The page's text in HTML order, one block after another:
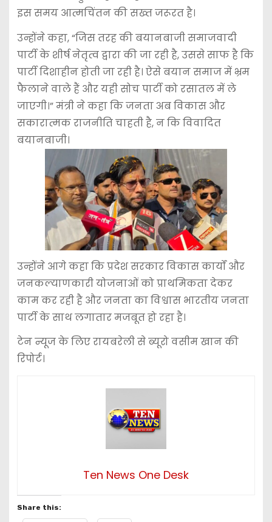
इस समय आत्मचिंतन की सख्त जरूरत है।
उन्होंने कहा, “जिस तरह की बयानबाजी समाजवादी
पार्टी के शीर्ष नेतृत्व द्वारा की जा रही है, उससे साफ है कि
पार्टी दिशाहीन होती जा रही है। ऐसे बयान समाज में भ्रम
फैलाने वाले हैं और यही सोच पार्टी को रसातल में ले
जाएगी।” मंत्री ने कहा कि जनता अब विकास और
सकारात्मक राजनीति चाहती है, न कि विवादित
बयानबाजी।
उन्होंने आगे कहा कि प्रदेश सरकार विकास कार्यों और
जनकल्याणकारी योजनाओं को प्राथमिकता देकर
काम कर रही है और जनता का विश्वास भारतीय जनता
पार्टी के साथ लगातार मजबूत हो रहा है।
टेन न्यूज के लिए रायबरेली से ब्यूरो वसीम खान की
रिपोर्ट।
Ten News One Desk
Share this: